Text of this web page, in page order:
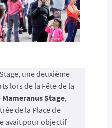
une deuxième
lors de la Fête de la
Mameranus Stage,
de la Place de
avait pour objectif